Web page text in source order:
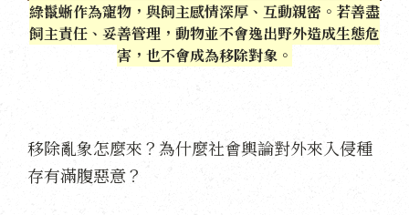
綠鬣蜥作為寵物，與飼主感情深厚、互動親密。若善盡
飼主責任、妥善管理，動物並不會逸出野外造成生態危
害，也不會成為移除對象。
移除亂象怎麼來？為什麼社會輿論對外來入侵種
存有滿腹惡意？